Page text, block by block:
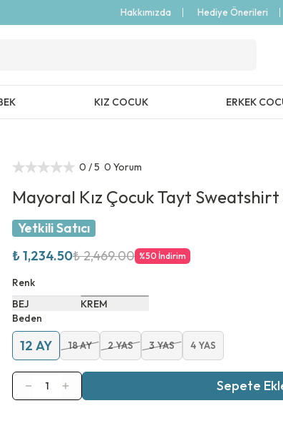
Hakkımızda Hediye Önerileri
KIZ COCUK ERKEK
0 / 5 0 Yorum
Mayoral Kız Çocuk Tayt
Yetkili Satıcı
₺ 1,234.50₺ 2,469.00 %50 İndirim
Renk
BEJ
KREM
Beden
12 AY 18 AY 2 YAS 3 YAS 4 YAS
1 Sepete